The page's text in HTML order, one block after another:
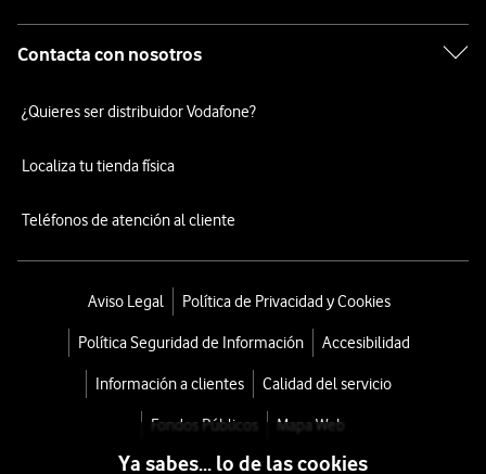
Contacta con nosotros
¿Quieres ser distribuidor Vodafone?
Localiza tu tienda física
Teléfonos de atención al cliente
Aviso Legal Política de Privacidad y Cookies
Política Seguridad de Información Accesibilidad
Información a clientes Calidad del servicio
Fondos Públicos Mapa Web
Ya sabes... lo de las cookies